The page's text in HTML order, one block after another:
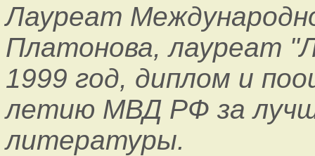
Лауреат
Платонова, лауреат
1999 год, диплом и
летию МВД РФ за
литературы.